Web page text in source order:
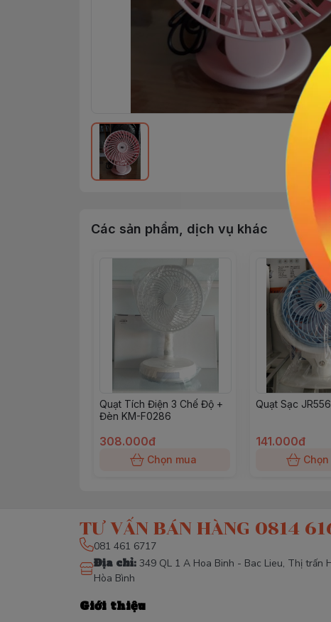
Các sản phẩm, dịch vụ khác
Quạt Tích Điện 3 Chế Độ +
Đèn KM-F0286
308.000đ
Chọn mua
Quạt Sạc
141.000đ
TƯ VẤN BÁN HÀNG 0814
081 461 6717
Địa chỉ: 349 QL 1 A Hoa Binh - Bac Lieu, Thị trấn
Hòa Bình
Giới thiệu